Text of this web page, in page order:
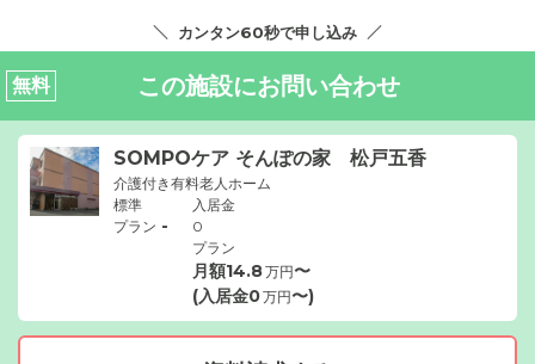
カンタン60秒で申し込み
無料 この施設にお問い合わせ
SOMPOケア そんぽの家 松戸五香
介護付き有料老人ホーム
標準
プラン -
入居金
0
プラン
月額14.8万円〜
(入居金0万円〜)